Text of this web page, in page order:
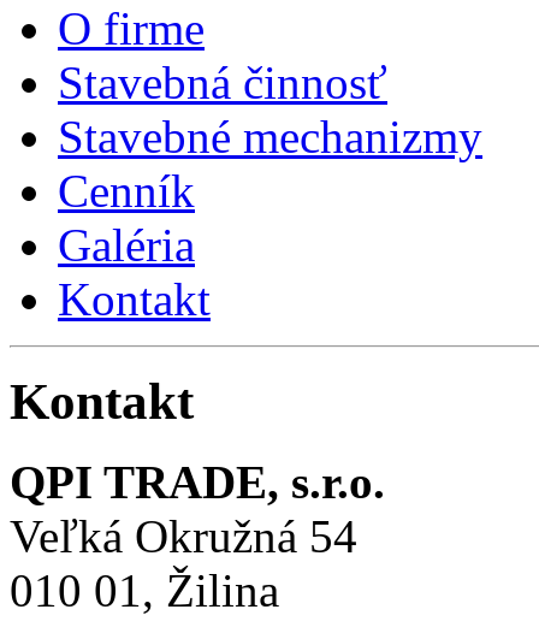
O firme
Stavebná činnosť
Stavebné mechanizmy
Cenník
Galéria
Kontakt
Kontakt
QPI TRADE, s.r.o.
Veľká Okružná 54
010 01, Žilina